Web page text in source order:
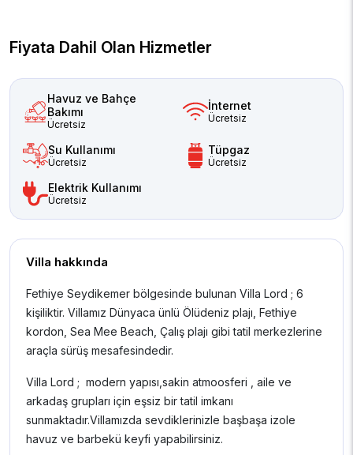
Fiyata Dahil Olan Hizmetler
Havuz ve Bahçe
Bakımı
Ücretsiz
İnternet
Ücretsiz
Su Kullanımı
Ücretsiz
Tüpgaz
Ücretsiz
Elektrik Kullanımı
Ücretsiz
Villa hakkında
Fethiye Seydikemer bölgesinde bulunan Villa Lord ; 6
kişiliktir. Villamız Dünyaca ünlü Ölüdeniz plajı, Fethiye
kordon, Sea Mee Beach, Çalış plajı gibi tatil merkezlerine
araçla sürüş mesafesindedir.
Villa Lord ; modern yapısı,sakin atmoosferi , aile ve
arkadaş grupları için eşsiz bir tatil imkanı
sunmaktadır.Villamızda sevdiklerinizle başbaşa izole
havuz ve barbekü keyfi yapabilirsiniz.